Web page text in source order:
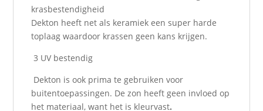
krasbestendigheid
Dekton heeft net als keramiek een super harde
toplaag waardoor krassen geen kans krijgen.
3 UV bestendig
Dekton is ook prima te gebruiken voor
buitentoepassingen. De zon heeft geen invloed op
het materiaal, want het is kleurvast.